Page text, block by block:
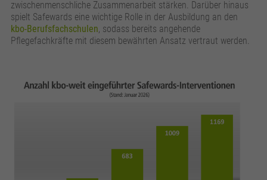
zwischenmenschliche Zusammenarbeit stärken. Darüber hinaus
spielt Safewards eine wichtige Rolle in der Ausbildung an den
kbo-Berufsfachschulen, sodass bereits angehende
Pflegefachkräfte mit diesem bewährten Ansatz vertraut werden.
Zweck Speichert die Kontrasteinstellung der Webseite.
zusätzliche Informationen anzubieten.